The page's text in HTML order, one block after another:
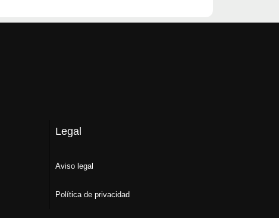
Legal
Aviso legal
Política de privacidad